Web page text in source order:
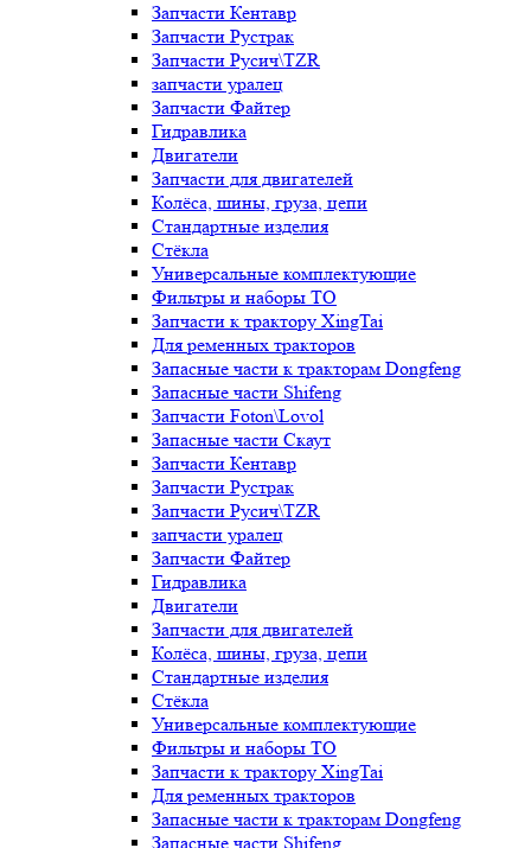
Запчасти Кентавр
Запчасти Рустрак
Запчасти Русич\TZR
запчасти уралец
Запчасти Файтер
Гидравлика
Двигатели
Запчасти для двигателей
Колёса, шины, груза, цепи
Стандартные изделия
Стёкла
Универсальные комплектующие
Фильтры и наборы ТО
Запчасти к трактору XingTai
Для ременных тракторов
Запасные части к тракторам Dongfeng
Запасные части Shifeng
Запчасти Foton\Lovol
Запасные части Скаут
Запчасти Кентавр
Запчасти Рустрак
Запчасти Русич\TZR
запчасти уралец
Запчасти Файтер
Гидравлика
Двигатели
Запчасти для двигателей
Колёса, шины, груза, цепи
Стандартные изделия
Стёкла
Универсальные комплектующие
Фильтры и наборы ТО
Запчасти к трактору XingTai
Для ременных тракторов
Запасные части к тракторам Dongfeng
Запасные части Shifeng